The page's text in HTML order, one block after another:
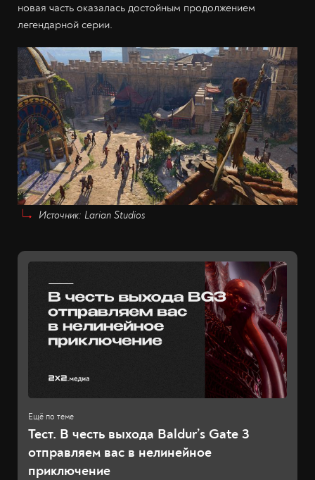
новая часть оказалась достойным продолжением
легендарной серии.
Источник: Larian Studios
Тест. В честь выхода Baldur’s Gate 3
отправляем вас в нелинейное
приключение